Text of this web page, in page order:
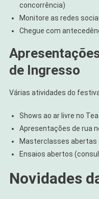
concorrência)
Monitore as redes
Chegue com
de Ingresso
Várias atividades do
Shows ao ar livre no
Apresentações de rua
Masterclasses abertas
Ensaios abertos
Novidades